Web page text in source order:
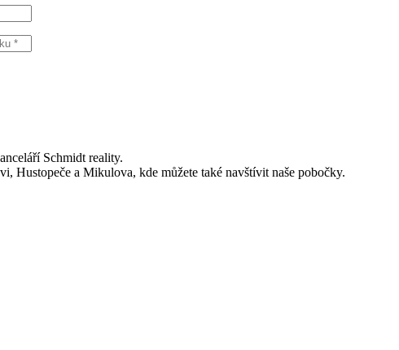
Schmidt reality.
Hustopeče a Mikulova, kde můžete také navštívit naše pobočky.